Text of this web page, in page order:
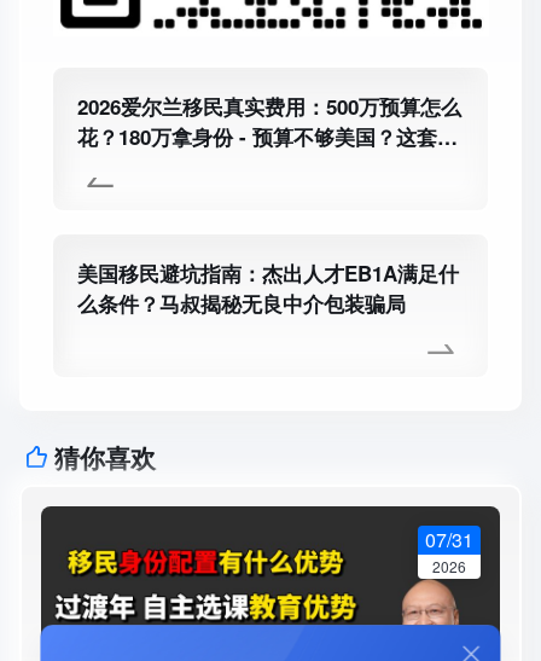
2026爱尔兰移民真实费用：500万预算怎么
花？180万拿身份 - 预算不够美国？这套“3
美国移民避坑指南：杰出人才EB1A满足什
么条件？马叔揭秘无良中介包装骗局
猜你喜欢
07/31
2026